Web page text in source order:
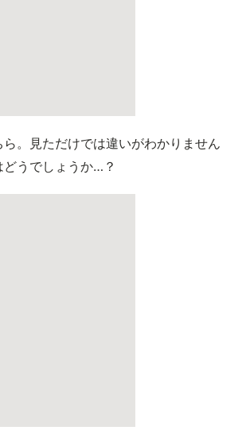
。見ただけでは違いがわかりません
うでしょうか…？